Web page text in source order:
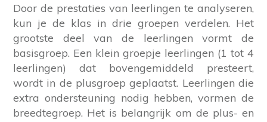
Door de prestaties van leerlingen te analyseren,
kun je de klas in drie groepen verdelen. Het
grootste deel van de leerlingen vormt de
basisgroep. Een klein groepje leerlingen (1 tot 4
leerlingen) dat bovengemiddeld presteert,
wordt in de plusgroep geplaatst. Leerlingen die
extra ondersteuning nodig hebben, vormen de
breedtegroep. Het is belangrijk om de plus- en